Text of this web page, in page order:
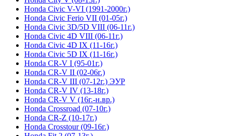
Honda Civic V-VI (1991-2000г.)
Honda Civic Ferio VII (01-05г.)
Honda Civic 3D/5D VIII (06-11г.)
Honda Civic 4D VIII (06-11г.)
Honda Civic 4D IX (11-16г.)
Honda Civic 5D IX (11-16г.)
Honda CR-V I (95-01г.)
Honda CR-V II (02-06г.)
Honda CR-V III (07-12г.) ЭУР
Honda CR-V IV (13-18г.)
Honda CR-V V (16г.-н.вр.)
Honda Crossroad (07-10г.)
Honda CR-Z (10-17г.)
Honda Crosstour (09-16г.)